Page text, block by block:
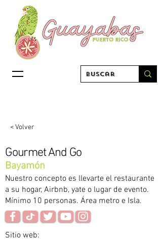
< Volver
Gourmet And Go
Bayamón
Nuestro concepto es llevarte el restaurante
a su hogar, Airbnb, yate o lugar de evento.
Mínimo 10 personas. Área metro e Isla.
Sitio web: